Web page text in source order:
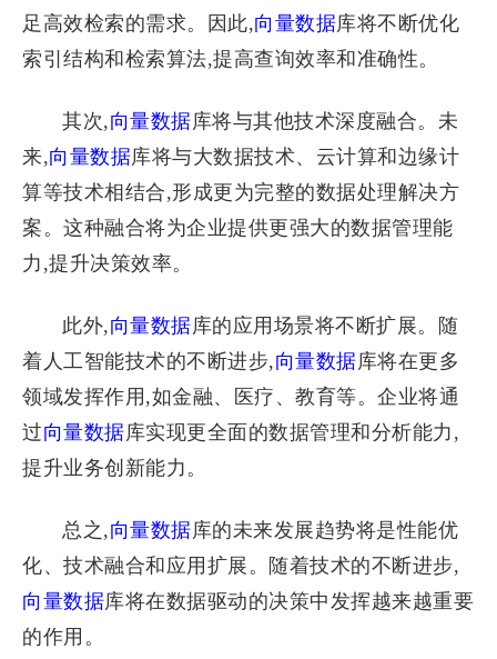
足高效检索的需求。因此,向量数据库将不断优化
索引结构和检索算法,提高查询效率和准确性。
其次,向量数据库将与其他技术深度融合。未
来,向量数据库将与大数据技术、云计算和边缘计
算等技术相结合,形成更为完整的数据处理解决方
案。这种融合将为企业提供更强大的数据管理能
力,提升决策效率。
此外,向量数据库的应用场景将不断扩展。随
着人工智能技术的不断进步,向量数据库将在更多
领域发挥作用,如金融、医疗、教育等。企业将通
过向量数据库实现更全面的数据管理和分析能力,
提升业务创新能力。
总之,向量数据库的未来发展趋势将是性能优
化、技术融合和应用扩展。随着技术的不断进步,
向量数据库将在数据驱动的决策中发挥越来越重要
的作用。